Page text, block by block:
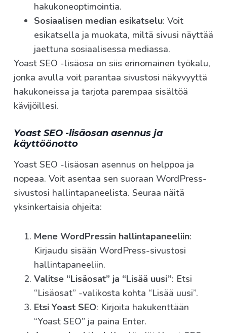
hakukoneoptimointia.
Sosiaalisen median esikatselu: Voit
esikatsella ja muokata, miltä sivusi näyttää
jaettuna sosiaalisessa mediassa.
Yoast SEO -lisäosa on siis erinomainen työkalu,
jonka avulla voit parantaa sivustosi näkyvyyttä
hakukoneissa ja tarjota parempaa sisältöä
kävijöillesi.
Yoast SEO -lisäosan asennus ja
käyttöönotto
Yoast SEO -lisäosan asennus on helppoa ja
nopeaa. Voit asentaa sen suoraan WordPress-
sivustosi hallintapaneelista. Seuraa näitä
yksinkertaisia ohjeita:
Mene WordPressin hallintapaneeliin:
Kirjaudu sisään WordPress-sivustosi
hallintapaneeliin.
Valitse “Lisäosat” ja “Lisää uusi”: Etsi
“Lisäosat” -valikosta kohta “Lisää uusi”.
Etsi Yoast SEO: Kirjoita hakukenttään
“Yoast SEO” ja paina Enter.